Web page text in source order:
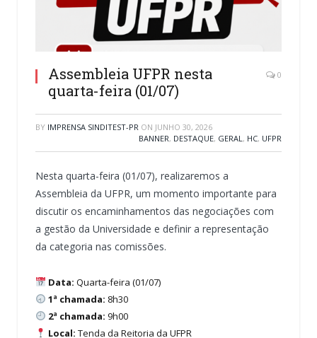
Assembleia UFPR nesta
quarta-feira (01/07)
0
BY IMPRENSA SINDITEST-PR ON JUNHO 30, 2026
BANNER, DESTAQUE, GERAL , HC, UFPR
Nesta quarta-feira (01/07), realizaremos a
Assembleia da UFPR, um momento importante para
discutir os encaminhamentos das negociações com
a gestão da Universidade e definir a representação
da categoria nas comissões.
Data: Quarta-feira (01/07)
1ª chamada: 8h30
2ª chamada: 9h00
Local: Tenda da Reitoria da UFPR